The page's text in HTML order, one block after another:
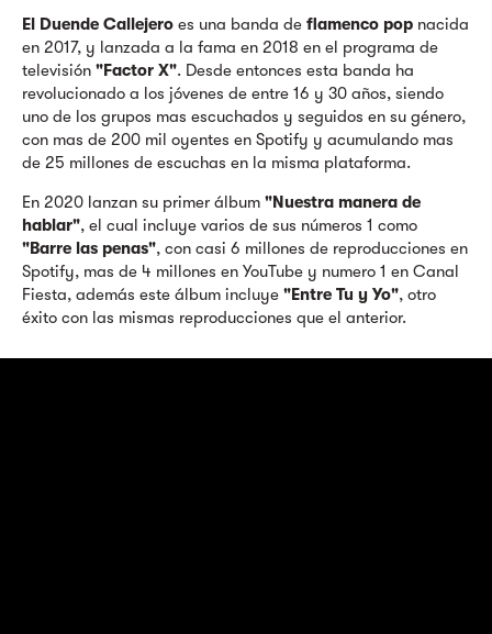
El Duende Callejero es una banda de flamenco pop nacida
en 2017, y lanzada a la fama en 2018 en el programa de
televisión "Factor X". Desde entonces esta banda ha
revolucionado a los jóvenes de entre 16 y 30 años, siendo
uno de los grupos mas escuchados y seguidos en su género,
con mas de 200 mil oyentes en Spotify y acumulando mas
de 25 millones de escuchas en la misma plataforma.
En 2020 lanzan su primer álbum "Nuestra manera de
hablar", el cual incluye varios de sus números 1 como
"Barre las penas", con casi 6 millones de reproducciones en
Spotify, mas de 4 millones en YouTube y numero 1 en Canal
Fiesta, además este álbum incluye "Entre Tu y Yo", otro
éxito con las mismas reproducciones que el anterior.